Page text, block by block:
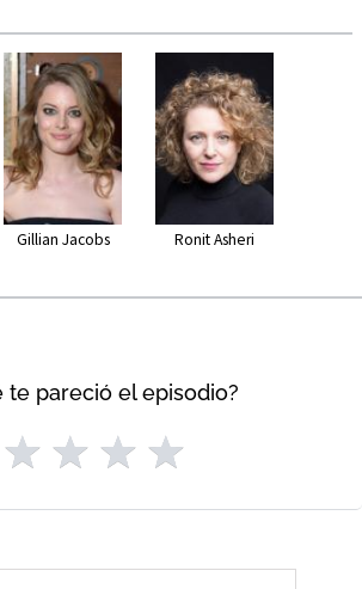
Gillian Jacobs Ronit Asheri
te pareció el episodio?